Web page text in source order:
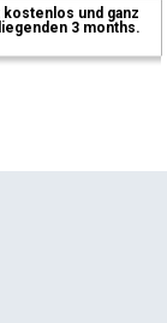
und ganz
3 months.